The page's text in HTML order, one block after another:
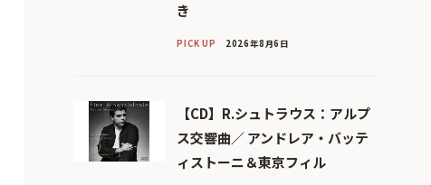
き
PICK UP 2026年8月6日
【CD】R.シュトラウス：アルプ
ス交響曲／ アンドレア・バッテ
ィストーニ＆東京フィル